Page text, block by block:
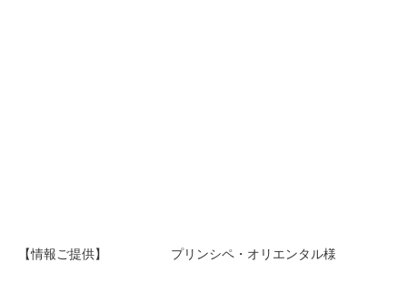
【情報ご提供】 プリンシペ・オリエンタル様